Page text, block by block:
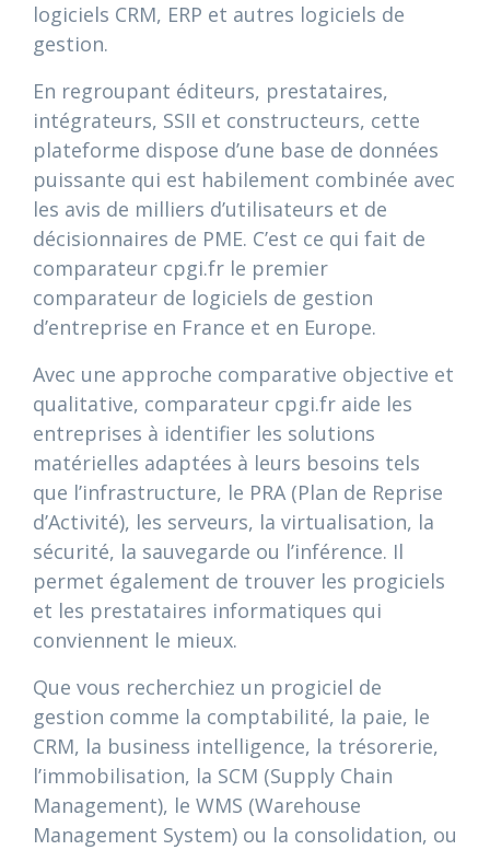
logiciels CRM, ERP et autres logiciels de
gestion.
En regroupant éditeurs, prestataires,
intégrateurs, SSII et constructeurs, cette
plateforme dispose d’une base de données
puissante qui est habilement combinée avec
les avis de milliers d’utilisateurs et de
décisionnaires de PME. C’est ce qui fait de
comparateur cpgi.fr le premier
comparateur de logiciels de gestion
d’entreprise en France et en Europe.
Avec une approche comparative objective et
qualitative, comparateur cpgi.fr aide les
entreprises à identifier les solutions
matérielles adaptées à leurs besoins tels
que l’infrastructure, le PRA (Plan de Reprise
d’Activité), les serveurs, la virtualisation, la
sécurité, la sauvegarde ou l’inférence. Il
permet également de trouver les progiciels
et les prestataires informatiques qui
conviennent le mieux.
Que vous recherchiez un progiciel de
gestion comme la comptabilité, la paie, le
CRM, la business intelligence, la trésorerie,
l’immobilisation, la SCM (Supply Chain
Management), le WMS (Warehouse
Management System) ou la consolidation, ou